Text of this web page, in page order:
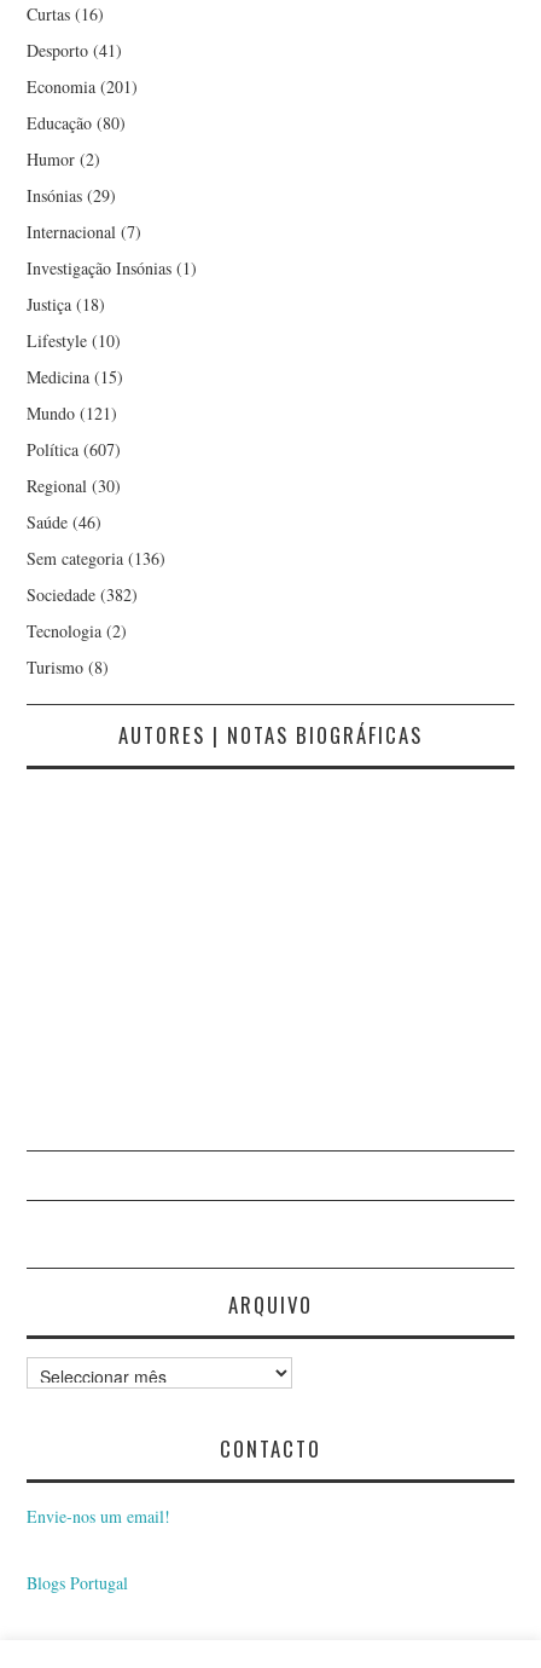
Curtas (16)
Desporto (41)
Economia (201)
Educação (80)
Humor (2)
Insónias (29)
Internacional (7)
Investigação Insónias (1)
Justiça (18)
Lifestyle (10)
Medicina (15)
Mundo (121)
Política (607)
Regional (30)
Saúde (46)
Sem categoria (136)
Sociedade (382)
Tecnologia (2)
Turismo (8)
AUTORES | NOTAS BIOGRÁFICAS
ARQUIVO
Arquivo
CONTACTO
Envie-nos um email!
Blogs Portugal